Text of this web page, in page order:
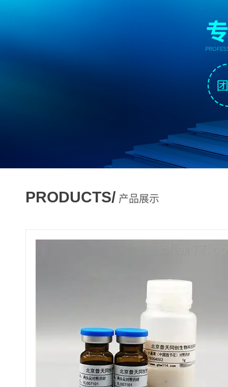
PRODUCTS/ 产品展示